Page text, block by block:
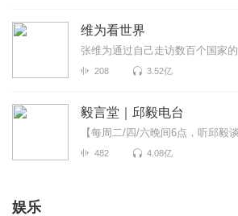
维为看世界
208 3.52亿
毅言堂｜邱毅电台
【每周二/四/六晚间6点，听邱毅
482 4.08亿
娱乐